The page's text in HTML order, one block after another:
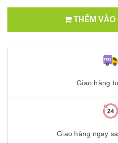
THÊM VÀO
Giao hàng
Giao hàng ngay